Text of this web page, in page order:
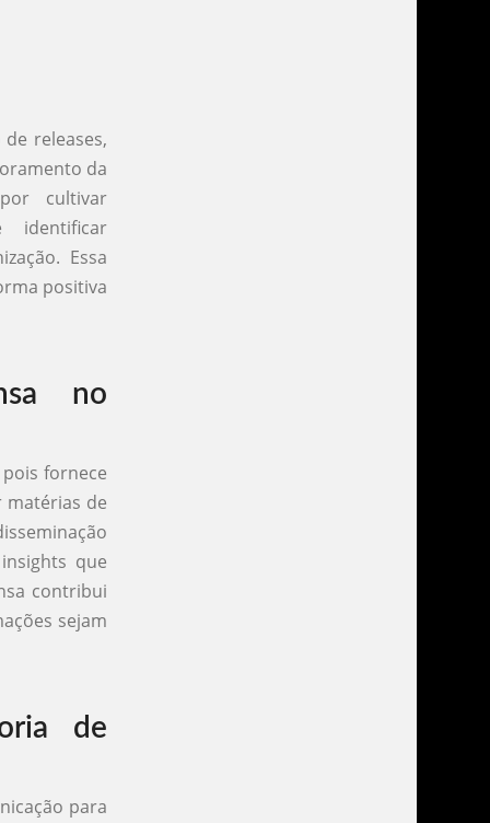
releases,
da
cultivar
identificar
Essa
positiva
no
fornece
matérias de
que
contribui
sejam
de
para